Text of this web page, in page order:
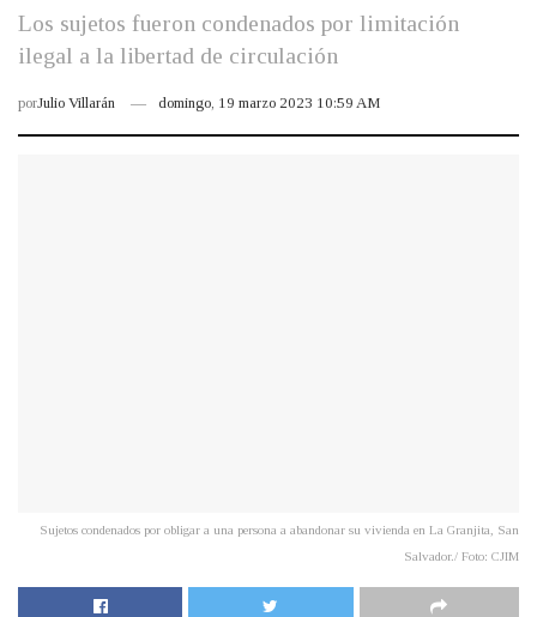
Los sujetos fueron condenados por limitación
ilegal a la libertad de circulación
porJulio Villarán domingo, 19 marzo 2023 10:59 AM
Sujetos condenados por obligar a una persona a abandonar su vivienda en La Granjita, San
Salvador./ Foto: CJIM